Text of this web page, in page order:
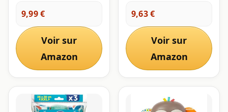
Day, Balle et Hochet, Set
de 2 Jouets Sans BPA,
Unisexe, Nouveau-nés
et Plus
9,99 €
Voir sur
Amazon
Enfants de 3 Mois et +,
Zen Le zèbre
9,63 €
Voir sur
Amazon